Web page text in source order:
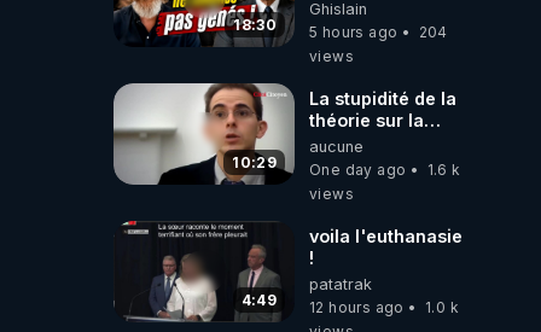
18:30
n’avons pas
besoin de nous
excuser ! #jw
#collegecentral
Ghislain
5 hours ago
204
views
10:29
La stupidité de la
théorie sur la
responsabilité de
l’homme
concernant le
carbone.
aucune
One day ago
1.6 k
views
4:49
voila l'euthanasie
!
patatrak
12 hours ago
1.0 k